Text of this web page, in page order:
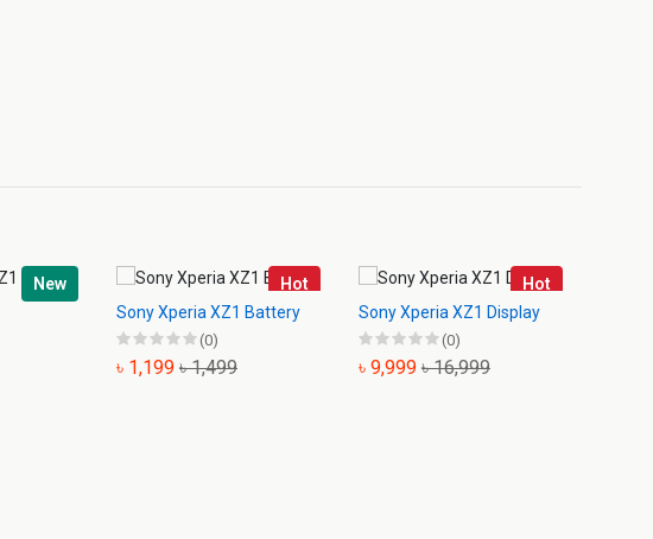
New
Hot
Sony Xperia XZ1 Battery
(0)
৳ 1,199 ৳ 1,499
Hot
Sony Xperia XZ1 Display
(0)
৳ 9,999 ৳ 16,999